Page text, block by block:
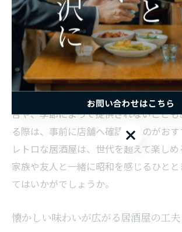
こうしたメニューは、調理法や味付けに
り、当時のレシピを再現したり、手間
れています。実際に「懐かしい味がす
で楽しめる」といった声も多く、昭和
現代のライフスタイルにも合うことが
注意点として、人気のある昭和メニュ
合や、季節によって提供されないこと
る際は、事前に店舗へ確認するのがお
レトロな居酒屋は、世代を超えて楽しめ
家族や友人と一緒に昭和を感じるひと
てはいかがでしょうか。
懐かしい味わいが広がる居酒屋の工夫
お問い合わせはこちら
お問い合わせはこちら